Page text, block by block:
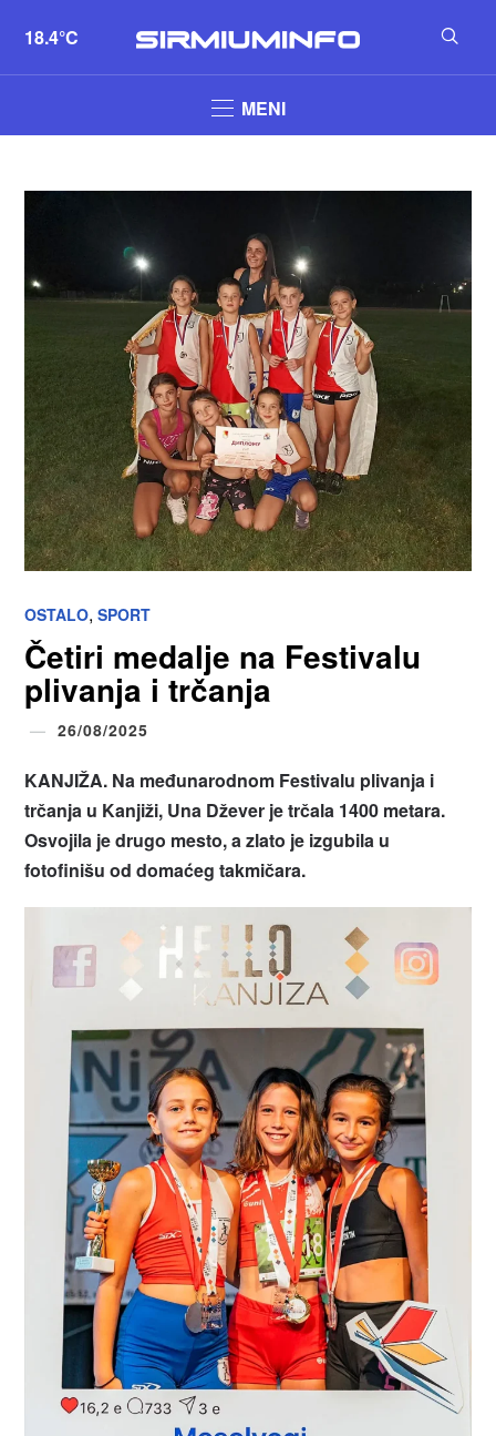
18.4°C
MENI
OSTALO,SPORT
Četiri medalje na Festivalu
plivanja i trčanja
26/08/2025
KANJIŽA. Na međunarodnom Festivalu plivanja i
trčanja u Kanjiži, Una Džever je trčala 1400 metara.
Osvojila je drugo mesto, a zlato je izgubila u
fotofinišu od domaćeg takmičara.